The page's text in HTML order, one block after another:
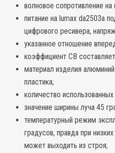
волновое сопротивление
питание на lumax da2503a
цифрового ресивера,
указанное отношение
коэффициент СВ
материал изделия
пластика;
количество
значение ширины луча 45
температурный режим
градусов, правда при
может выходить из строя;